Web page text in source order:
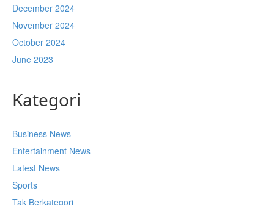
December 2024
November 2024
October 2024
June 2023
Kategori
Business News
Entertainment News
Latest News
Sports
Tak Berkategori